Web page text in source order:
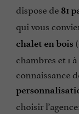
dispose de81
qui vous
chalet en bois
chambres et 1
connaissance
choisir